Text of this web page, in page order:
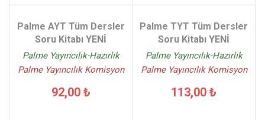
Palme AYT Tüm Dersler
Soru Kitabı YENİ
Palme Yayıncılık-Hazırlık
Palme Yayıncılık Komisyon
92,00 ₺
Palme TYT Tüm Dersler
Soru Kitabı YENİ
Palme Yayıncılık-Hazırlık
Palme Yayıncılık Komisyon
113,00 ₺